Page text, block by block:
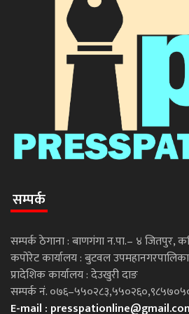
सम्पर्क
सम्पर्क ठेगाना : बाणगंगा न.पा.– ४ जितपुर,
कपोरेट कार्यालय : बुटवल
प्रादेशिक कार्यालय : देउखुरी दाङ
सम्पर्क नं.
E-mail :